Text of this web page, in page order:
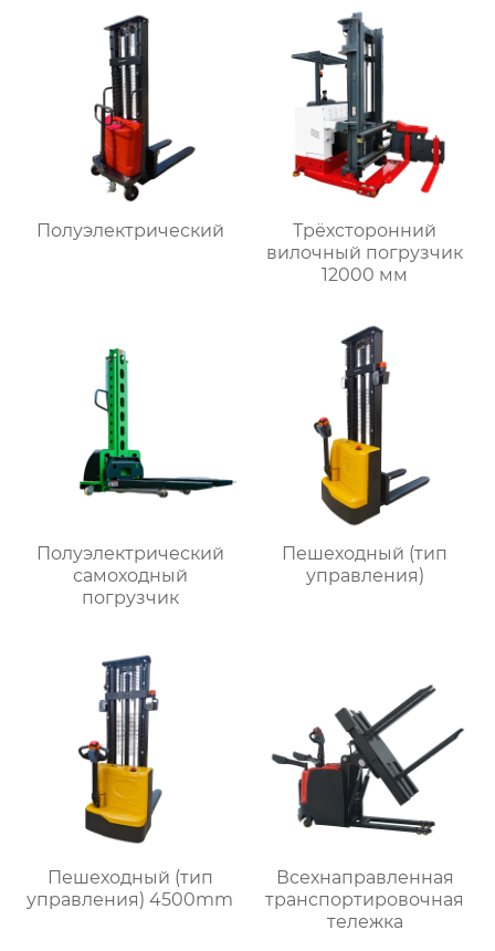
Полуэлектрический
Трёхсторонний
вилочный погрузчик
12000 мм
Полуэлектрический
самоходный
погрузчик
Пешеходный (тип
управления)
Пешеходный (тип
управления) 4500mm
Всехнаправленная
транспортировочная
тележка